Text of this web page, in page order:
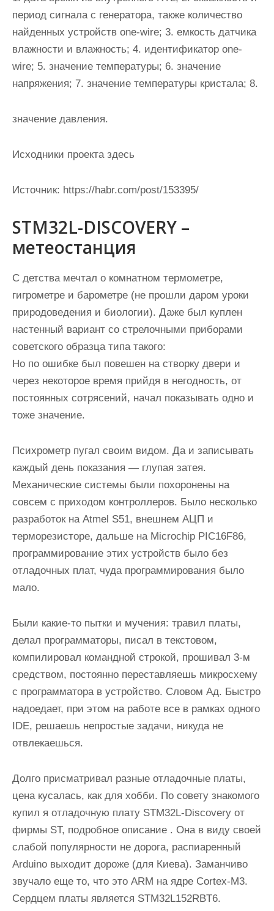
период сигнала с генератора, также количество
найденных устройств one-wire; 3. емкость датчика
влажности и влажность; 4. идентификатор one-
wire; 5. значение температуры; 6. значение
напряжения; 7. значение температуры кристала; 8.
значение давления.
Исходники проекта здесь
Источник: https://habr.com/post/153395/
STM32L-DISCOVERY –
метеостанция
С детства мечтал о комнатном термометре,
гигрометре и барометре (не прошли даром уроки
природоведения и биологии). Даже был куплен
настенный вариант со стрелочными приборами
советского образца типа такого:
Но по ошибке был повешен на створку двери и
через некоторое время прийдя в негодность, от
постоянных сотрясений, начал показывать одно и
тоже значение.
Психрометр пугал своим видом. Да и записывать
каждый день показания — глупая затея.
Механические системы были похоронены на
совсем с приходом контроллеров. Было несколько
разработок на Atmel S51, внешнем АЦП и
терморезисторе, дальше на Microchip PIC16F86,
программирование этих устройств было без
отладочных плат, чуда программирования было
мало.
Были какие-то пытки и мучения: травил платы,
делал программаторы, писал в текстовом,
компилировал командной строкой, прошивал 3-м
средством, постоянно переставляешь микросхему
с программатора в устройство. Словом Ад. Быстро
надоедает, при этом на работе все в рамках одного
IDE, решаешь непростые задачи, никуда не
отвлекаешься.
Долго присматривал разные отладочные платы,
цена кусалась, как для хобби. По совету знакомого
купил я отладочную плату STM32L-Discovery от
фирмы ST, подробное описание . Она в виду своей
слабой популярности не дорога, распиаренный
Arduino выходит дороже (для Киева). Заманчиво
звучало еще то, что это ARM на ядре Cortex-M3.
Сердцем платы является STM32L152RBT6.